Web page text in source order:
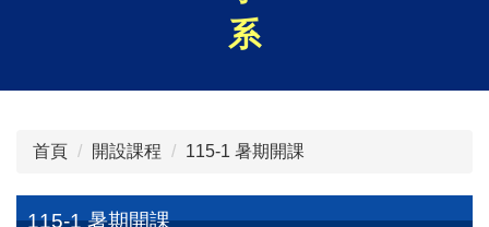
系
首頁 開設課程 115-1 暑期開課
115-1 暑期開課